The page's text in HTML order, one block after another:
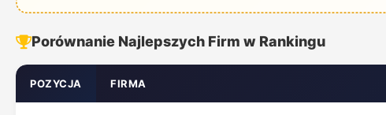
Porównanie Najlepszych Firm w Rankingu
POZYCJA FIRMA